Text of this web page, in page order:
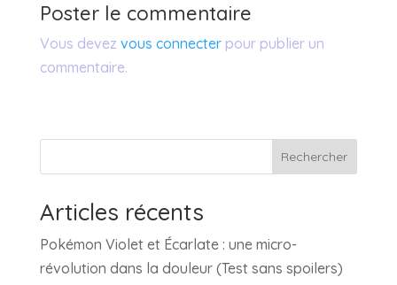
Poster le commentaire
Vous devez vous connecterpour publier un
commentaire.
Rechercher
Articles récents
Pokémon Violet et Écarlate : une micro-
révolution dans la douleur (Test sans spoilers)